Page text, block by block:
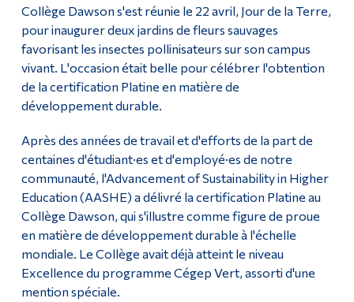
Collège Dawson s'est réunie le 22 avril, Jour de la Terre,
pour inaugurer deux jardins de fleurs sauvages
favorisant les insectes pollinisateurs sur son campus
vivant. L'occasion était belle pour célébrer l'obtention
de la certification Platine en matière de
développement durable.
Après des années de travail et d'efforts de la part de
centaines d'étudiant·es et d'employé·es de notre
communauté, l'Advancement of Sustainability in Higher
Education (AASHE) a délivré la certification Platine au
Collège Dawson, qui s'illustre comme figure de proue
en matière de développement durable à l'échelle
mondiale. Le Collège avait déjà atteint le niveau
Excellence du programme Cégep Vert, assorti d'une
mention spéciale.